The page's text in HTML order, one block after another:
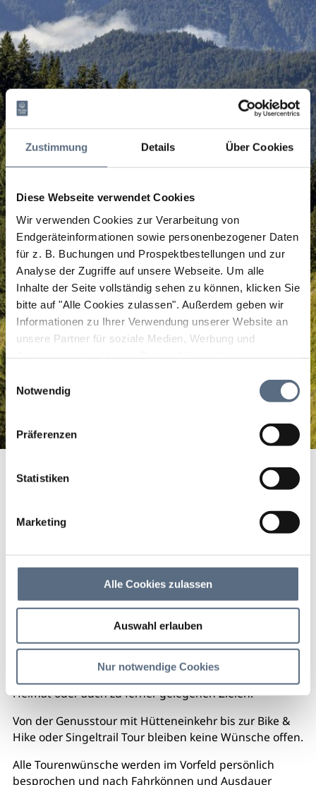
Zustimmung Details Über Cookies
Diese Webseite verwendet Cookies
Wir verwenden Cookies zur Verarbeitung von
Endgeräteinformationen sowie personenbezogener Daten
für z. B. Buchungen und Prospektbestellungen und zur
Analyse der Zugriffe auf unsere Webseite. Um alle
Inhalte der Seite vollständig sehen zu können, klicken Sie
bitte auf "Alle Cookies zulassen". Außerdem geben wir
Informationen zu Ihrer Verwendung unserer Website an
unsere Partner für soziale Medien, Werbung und
zusammen, die Sie ihnen bereitgestellt haben oder die
sie im Rahmen Ihrer Nutzung der Dienste gesammelt
Einwilligungsauswahl
Notwendig
Präferenzen
Statistiken
Marketing
Alle Cookies zulassen
Auswahl erlauben
Nur notwendige Cookies
Buchen Sie Ihr individuelles Bike Erlebnis!
Bergen? Dann sind Sie beim Stoinradler genau richtig.
Egal ob auf dem E-Bike oder dem klassischen
Mountainbike begleitet Sie Herr Eß gerne in seiner
Heimat oder auch zu ferner gelegenen Zielen.
Von der Genusstour mit Hütteneinkehr bis zur Bike &
Hike oder Singeltrail Tour bleiben keine Wünsche offen.
Alle Tourenwünsche werden im Vorfeld persönlich
besprochen und nach Fahrkönnen und Ausdauer